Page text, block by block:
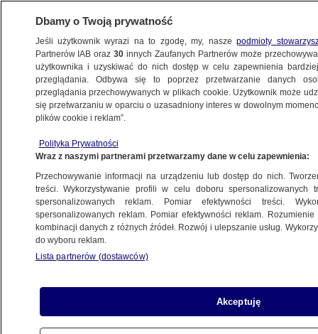
BIZNES
PIENIĄDZE
do polskiego fiskusa?
23.05.2018, 21:07
Udostępnij
Dbamy o Twoją prywatność
Jeśli użytkownik wyrazi na to zgodę, my, naszepodmioty
Partnerów IAB oraz30 innych Zaufanych Partnerów może
użytkownika i uzyskiwać do nich dostęp w celu zapewnienia
przeglądania. Odbywa się to poprzez przetwarzanie danych
przeglądania przechowywanych w plikach cookie. Użytkownik może
się przetwarzaniu w oparciu o uzasadniony interes w dowolnym
plików cookie i reklam”.
Polityka Prywatności
Wraz z naszymi partnerami przetwarzamy dane w celu zapewnienia:
Przechowywanie informacji na urządzeniu lub dostęp do nich.
treści. Wykorzystywanie profili w celu doboru spersonalizowanych
spersonalizowanych reklam. Pomiar efektywności treści.
spersonalizowanych reklam. Pomiar efektywności reklam.
kombinacji danych z różnych źródeł. Rozwój i ulepszanie usług.
do wyboru reklam.
Lista partnerów (dostawców)
Akceptuję